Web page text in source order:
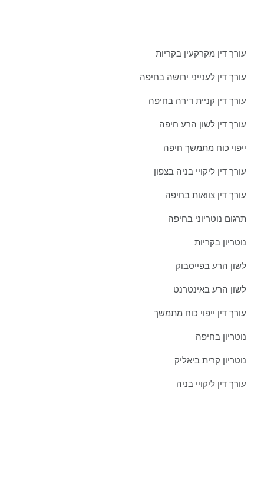
עורך דין מקרקעין בקריות
עורך דין לענייני ירושה בחיפה
עורך דין קניית דירה בחיפה
עורך דין לשון הרע חיפה
ייפוי כוח מתמשך חיפה
עורך דין ליקויי בניה בצפון
עורך דין צוואות בחיפה
תרגום נוטריוני בחיפה
נוטריון בקריות
לשון הרע בפייסבוק
לשון הרע באינטרנט
עורך דין ייפוי כוח מתמשך
נוטריון בחיפה
נוטריון קרית ביאליק
עורך דין ליקויי בניה